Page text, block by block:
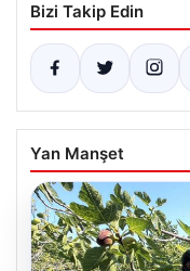
Bizi Takip Edin
Yan Manşet